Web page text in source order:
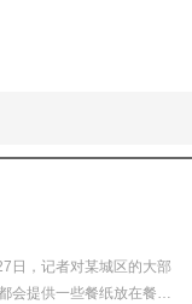
记者对某城区的大部
会提供一些餐纸放在餐桌